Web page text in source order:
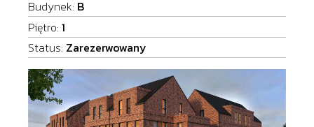
Budynek: B
Piętro: 1
Status: Zarezerwowany